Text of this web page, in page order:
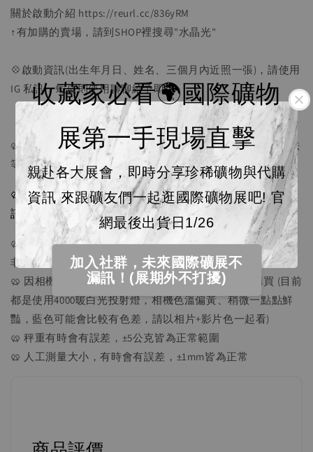
收藏家必看🌍國際礦物
展第一手現場直擊
親赴各大展會，即時分享珍稀礦物與代購
資訊 來跟礦友們一起逛國際礦物展吧! 官
網最後出貨日1/26
加入社群，未來國際礦展不
漏訊！(展期外不打擾)
關於啟動介紹 https://reurl.cc/836yRM
↑有加購的賣場，請到SHOP裡搜尋"水晶光"
💠啟動資訊(出生年月日、姓名、三個月內近照一張)，請使用
IG 私訊，蝦皮則使用聊聊給予即可~
🥨 因人手不足，出貨時間為1-3天寄件，請耐心等待，若無法
等待請勿購買。
🥨 因官網無法上傳影片，我們每顆礦石都有影片，歡迎私
訊索取影片。
🥨 自然晶礦多少有礦缺或人類認為的缺陷，請理解天然礦石
非完美也是他們的美，不介意者再邀請
🥨 因相機與螢幕的設定，一定會有色差，可接受再購買 (目前
都是使用4000暖白光投射燈，相機色溫偏黃、稍微一點點鮮
豔，藍色可能會比較有色差，請以相片+影片色一起看)
🥨 秤重有時會有誤差，±5公克皆為正常範圍
🥨 人工測量大小，有時會有誤差，±1mm皆為正常